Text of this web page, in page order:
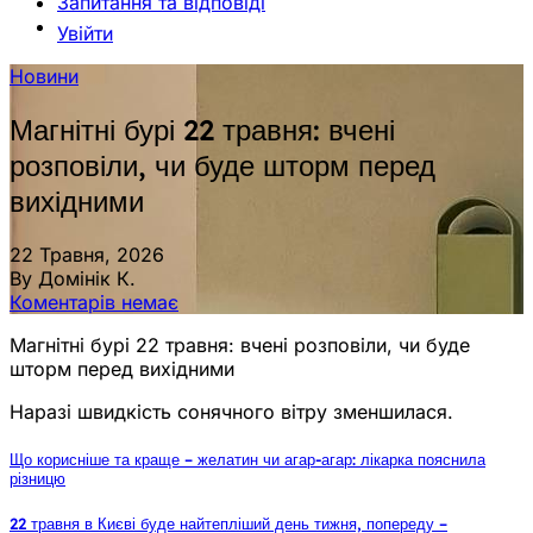
Увійти
Новини
Магнітні бурі 22 травня: вчені
розповіли, чи буде шторм перед
вихідними
22 Травня, 2026
By Домінік К.
Коментарів немає
Магнітні бурі 22 травня: вчені розповіли, чи буде
шторм перед вихідними
Наразі швидкість сонячного вітру зменшилася.
Що корисніше та краще – желатин чи агар-агар: лікарка пояснила
різницю
22 травня в Києві буде найтепліший день тижня, попереду –